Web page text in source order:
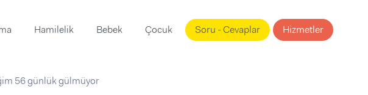
Hamilelik Bebek Çocuk Soru - Cevaplar Hizmetler
56 günlük gülmüyor